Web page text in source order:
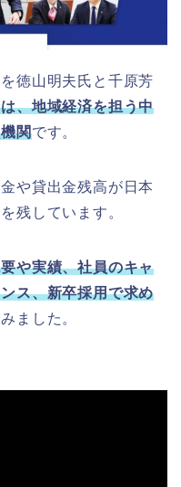
徳山明夫氏と千原芳
、地域経済を担う中
関です。
や貸出金残高が日本
残しています。
や実績、社員のキャ
ス、新卒採用で求め
ました。